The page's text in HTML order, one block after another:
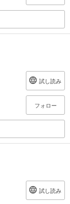
試し読み
フォロー
試し読み